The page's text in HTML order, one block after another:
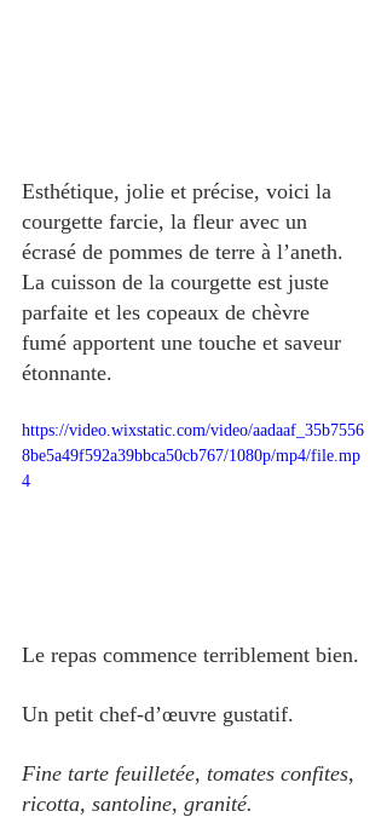
Esthétique, jolie et précise, voici la
courgette farcie, la fleur avec un
écrasé de pommes de terre à l’aneth.
La cuisson de la courgette est juste
parfaite et les copeaux de chèvre
fumé apportent une touche et saveur
étonnante.
https://video.wixstatic.com/video/aadaaf_35b7556
8be5a49f592a39bbca50cb767/1080p/mp4/file.mp
4
Le repas commence terriblement bien.
Un petit chef-d’œuvre gustatif.
Fine tarte feuilletée, tomates confites,
ricotta, santoline, granité.